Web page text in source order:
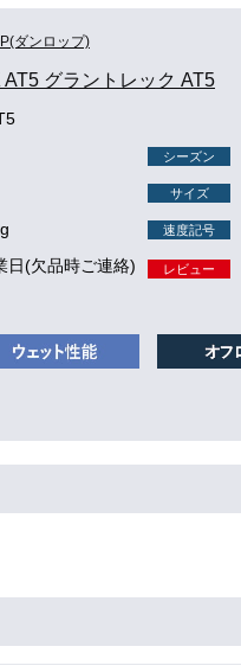
ダンロップ)
グラントレック AT5
シーズン
サイズ
速度記号
日(欠品時ご連絡) レビュー